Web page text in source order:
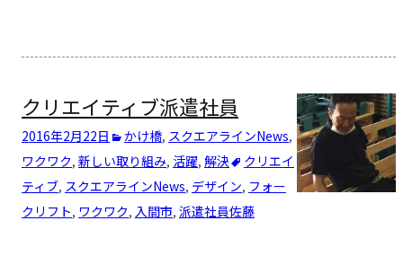
クリエイティブ派遣社員
2016年2月22日 かけ橋, スクエアラインNews,
ワクワク, 新しい取り組み, 活躍, 解決
クリエイ
ティブ, スクエアラインNews, デザイン, フォー
クリフト, ワクワク, 入間市, 派遣社員佐藤